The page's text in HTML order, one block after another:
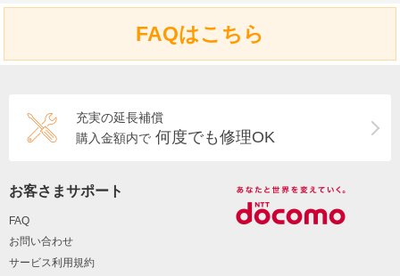
FAQはこちら
充実の延長補償
購入金額内で 何度でも修理OK
お客さまサポート
FAQ
お問い合わせ
サービス利用規約